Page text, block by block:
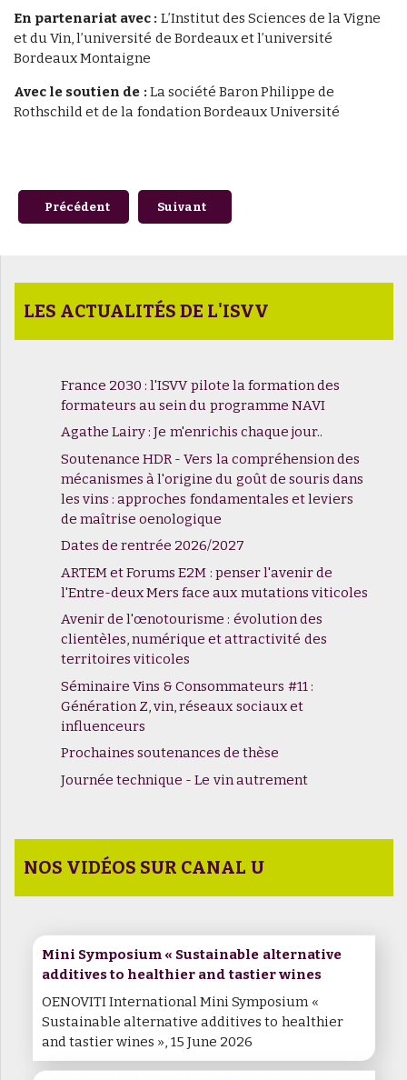
En partenariat avec : L’Institut des Sciences de la Vigne
et du Vin, l’université de Bordeaux et l’université
Bordeaux Montaigne
Avec le soutien de : La société Baron Philippe de
Rothschild et de la fondation Bordeaux Université
Article précédent : Soutenance de thèse - Laure de
Précédent Article suivant : Portraits et
Suivant
LES ACTUALITÉS DE L'ISVV
France 2030 : l'ISVV pilote la formation des
formateurs au sein du programme NAVI
Agathe Lairy : Je m'enrichis chaque jour..
Soutenance HDR - Vers la compréhension des
mécanismes à l'origine du goût de souris dans
les vins : approches fondamentales et leviers
de maîtrise oenologique
Dates de rentrée 2026/2027
ARTEM et Forums E2M : penser l'avenir de
l'Entre-deux Mers face aux mutations viticoles
Avenir de l'œnotourisme : évolution des
clientèles, numérique et attractivité des
territoires viticoles
Séminaire Vins & Consommateurs #11 :
Génération Z, vin, réseaux sociaux et
influenceurs
Prochaines soutenances de thèse
Journée technique - Le vin autrement
NOS VIDÉOS SUR CANAL U
Mini Symposium « Sustainable alternative
additives to healthier and tastier wines
OENOVITI International Mini Symposium «
Sustainable alternative additives to healthier
and tastier wines », 15 June 2026